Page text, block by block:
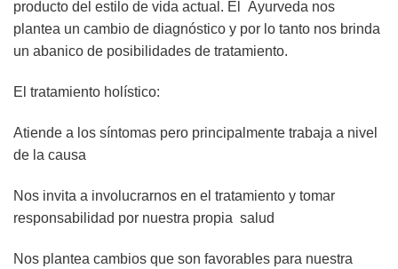
producto del estilo de vida actual. El Ayurveda nos
plantea un cambio de diagnóstico y por lo tanto nos brinda
un abanico de posibilidades de tratamiento.
El tratamiento holístico:
Atiende a los síntomas pero principalmente trabaja a nivel
de la causa
Nos invita a involucrarnos en el tratamiento y tomar
responsabilidad por nuestra propia salud
Nos plantea cambios que son favorables para nuestra